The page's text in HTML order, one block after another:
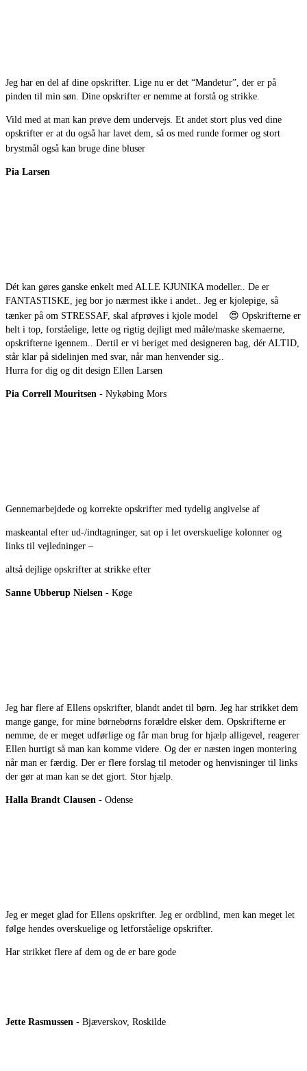
Jeg har en del af dine opskrifter. Lige nu er det “Mandetur”, der er på
pinden til min søn. Dine opskrifter er nemme at forstå og strikke.
Vild med at man kan prøve dem undervejs. Et andet stort plus ved dine
opskrifter er at du også har lavet dem, så os med runde former og stort
brystmål også kan bruge dine bluser
Pia Larsen
Dét kan gøres ganske enkelt med ALLE KJUNIKA modeller.. De er
FANTASTISKE, jeg bor jo nærmest ikke i andet.. Jeg er kjolepige, så
tænker på om STRESSAF, skal afprøves i kjole model
😍 Opskrifterne er
helt i top, forståelige, lette og rigtig dejligt med måle/maske skemaerne,
opskrifterne igennem.. Dertil er vi beriget med designeren bag, dér ALTID,
står klar på sidelinjen med svar, når man henvender sig..
Hurra for dig og dit design Ellen Larsen
Pia Correll Mouritsen - Nykøbing Mors
Gennemarbejdede og korrekte opskrifter med tydelig angivelse af
maskeantal efter ud-/indtagninger, sat op i let overskuelige kolonner og
links til vejledninger –
altså dejlige opskrifter at strikke efter
Sanne Ubberup Nielsen - Køge
Jeg har flere af Ellens opskrifter, blandt andet til børn. Jeg har strikket dem
mange gange, for mine børnebørns forældre elsker dem. Opskrifterne er
nemme, de er meget udførlige og får man brug for hjælp alligevel, reagerer
Ellen hurtigt så man kan komme videre. Og der er næsten ingen montering
når man er færdig. Der er flere forslag til metoder og henvisninger til links
der gør at man kan se det gjort. Stor hjælp.
Halla Brandt Clausen - Odense
Jeg er meget glad for Ellens opskrifter. Jeg er ordblind, men kan meget let
følge hendes overskuelige og letforståelige opskrifter.
Har strikket flere af dem og de er bare gode
Jette Rasmussen - Bjæverskov, Roskilde